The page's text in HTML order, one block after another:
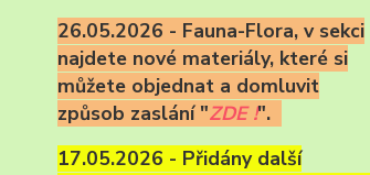
26.05.2026 - Fauna-Flora, v sekci
najdete nové materiály, které si
můžete objednat a domluvit
způsob zaslání "ZDE !".
17.05.2026 - Přidány další